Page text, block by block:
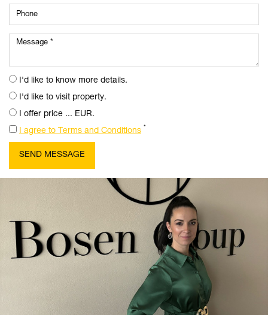
I'd like to know more details.
I'd like to visit property.
I offer price ... EUR.
I agree to Terms and Conditions *